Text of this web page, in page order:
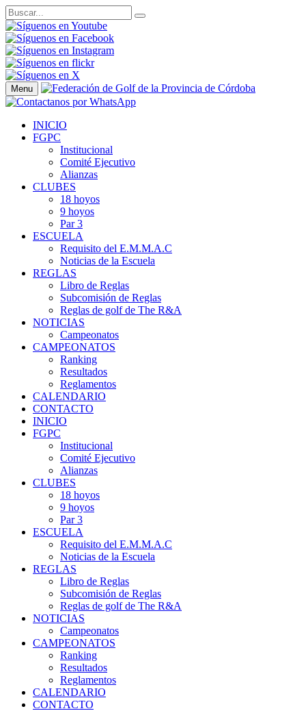
Menu
INICIO
FGPC
Institucional
Comité Ejecutivo
Alianzas
CLUBES
18 hoyos
9 hoyos
Par 3
ESCUELA
Requisito del E.M.M.A.C
Noticias de la Escuela
REGLAS
Libro de Reglas
Subcomisión de Reglas
Reglas de golf de The R&A
NOTICIAS
Campeonatos
CAMPEONATOS
Ranking
Resultados
Reglamentos
CALENDARIO
CONTACTO
INICIO
FGPC
Institucional
Comité Ejecutivo
Alianzas
CLUBES
18 hoyos
9 hoyos
Par 3
ESCUELA
Requisito del E.M.M.A.C
Noticias de la Escuela
REGLAS
Libro de Reglas
Subcomisión de Reglas
Reglas de golf de The R&A
NOTICIAS
Campeonatos
CAMPEONATOS
Ranking
Resultados
Reglamentos
CALENDARIO
CONTACTO